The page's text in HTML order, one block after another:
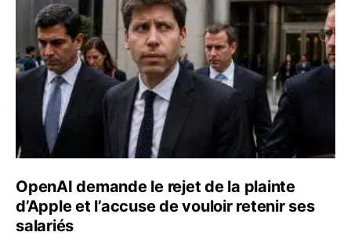
OpenAI demande le rejet de la plainte
d’Apple et l’accuse de vouloir retenir ses
salariés